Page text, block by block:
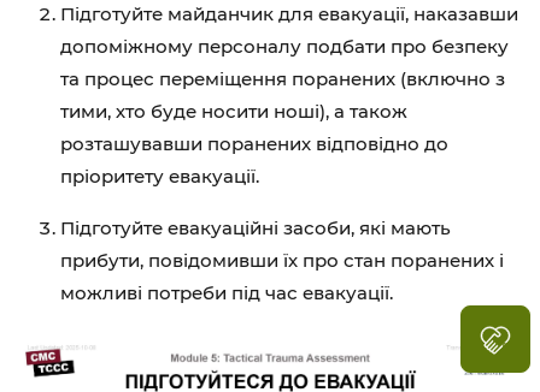
Підготуйте майданчик для евакуації, наказавши
допоміжному персоналу подбати про безпеку
та процес переміщення поранених (включно з
тими, хто буде носити ноші), а також
розташувавши поранених відповідно до
пріоритету евакуації.
Підготуйте евакуаційні засоби, які мають
прибути, повідомивши їх про стан поранених і
можливі потреби під час евакуації.